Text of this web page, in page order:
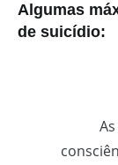
Algumas
de suicídio: